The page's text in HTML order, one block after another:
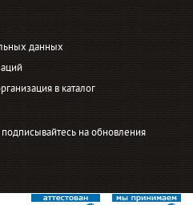
данных
в каталог
на обновления